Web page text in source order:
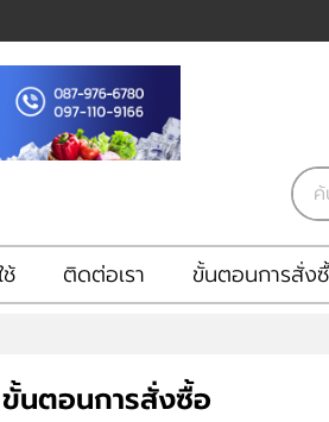
ติดต่อเรา ขั้นตอนการสั่ง
ขั้นตอนการสั่งซื้อ